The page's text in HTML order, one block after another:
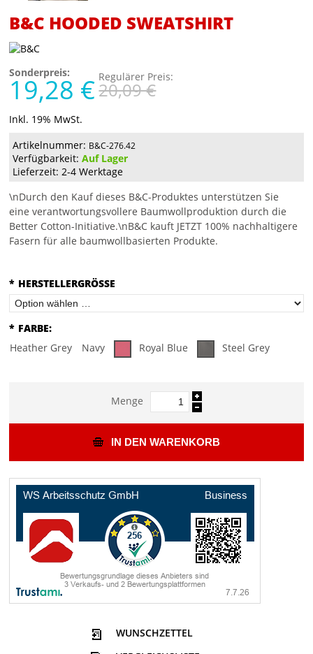
B&C HOODED SWEATSHIRT
Sonderpreis:
19,28 € Regulärer Preis:
20,09 €
Inkl. 19% MwSt.
Artikelnummer: B&C-276.42
Verfügbarkeit:Auf Lager
Lieferzeit: 2-4 Werktage
\nDurch den Kauf dieses B&C-Produktes unterstützen Sie
eine verantwortungsvollere Baumwollproduktion durch die
Better Cotton-Initiative.\nB&C kauft JETZT 100% nachhaltigere
Fasern für alle baumwollbasierten Produkte.
* HERSTELLERGRÖSSE
* FARBE:
Heather Grey
Navy Royal Blue Steel Grey
Menge
IN DEN WARENKORB
WUNSCHZETTEL